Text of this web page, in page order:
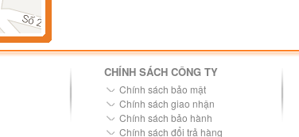
CHÍNH SÁCH CÔNG TY
Chính sách bảo mật
Chính sách giao nhận
Chính sách bảo hành
Chính sách đổi trả hàng